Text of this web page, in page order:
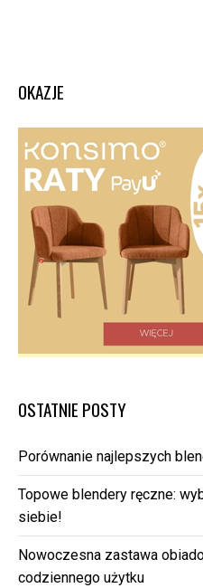
OKAZJE
OSTATNIE POSTY
Porównanie najlepszych
Topowe blendery ręczne:
siebie!
Nowoczesna zastawa
codziennego użytku